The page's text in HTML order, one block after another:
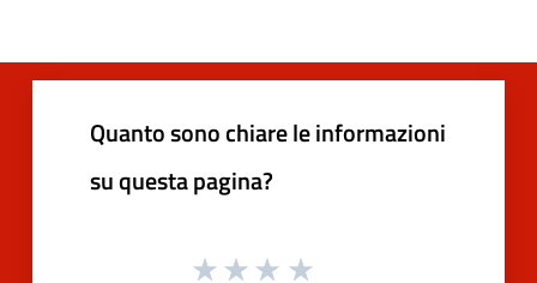
Quanto sono chiare le informazioni
su questa pagina?